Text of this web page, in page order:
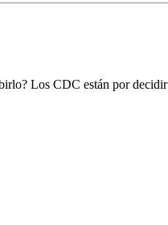
Los CDC están por decidir